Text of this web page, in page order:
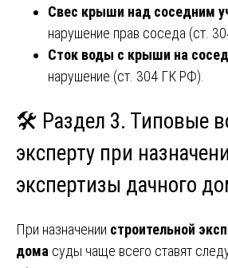
Свес крыши над соседним
нарушение прав соседа (ст.
Сток воды с крыши на
нарушение (ст. 304 ГК РФ).
🛠️ Раздел 3. Типовые
эксперту при
экспертизы дачного
При назначении строительной
дома суды чаще всего ставят